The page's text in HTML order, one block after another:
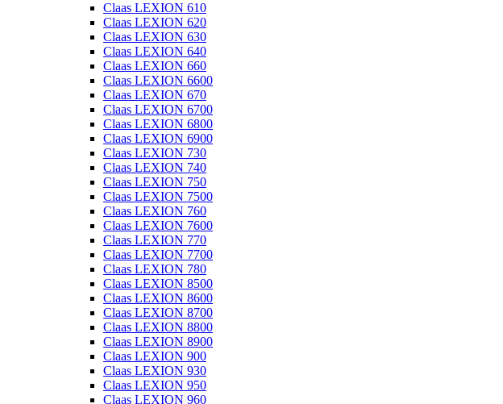
Claas LEXION 610
Claas LEXION 620
Claas LEXION 630
Claas LEXION 640
Claas LEXION 660
Claas LEXION 6600
Claas LEXION 670
Claas LEXION 6700
Claas LEXION 6800
Claas LEXION 6900
Claas LEXION 730
Claas LEXION 740
Claas LEXION 750
Claas LEXION 7500
Claas LEXION 760
Claas LEXION 7600
Claas LEXION 770
Claas LEXION 7700
Claas LEXION 780
Claas LEXION 8500
Claas LEXION 8600
Claas LEXION 8700
Claas LEXION 8800
Claas LEXION 8900
Claas LEXION 900
Claas LEXION 930
Claas LEXION 950
Claas LEXION 960